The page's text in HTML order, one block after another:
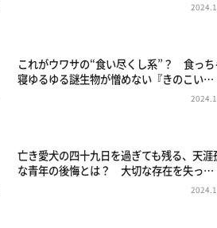
これがウワサの“食い尽くし系”？ 食っち
寝ゆるゆる謎生物が憎めない『きのこい…
亡き愛犬の四十九日を過ぎても残る、天涯
な青年の後悔とは？ 大切な存在を失っ…